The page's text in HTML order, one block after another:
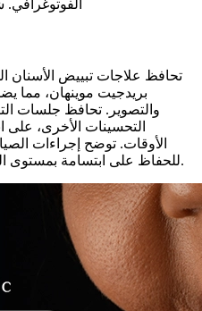
الفوتوغرافي.
تحافظ علاجات تبييض الأسنان
بريدجيت موينهان، مما
والتصوير. تحافظ جلسات
التحسينات الأخرى، على
الأوقات. توضح إجراءات
للحفاظ على ابتسامة بمستوى المشاهير تظل مذهلة عاماً بعد عام.